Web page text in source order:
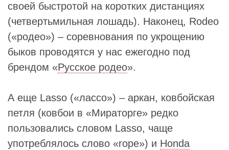
своей быстротой на коротких дистанциях
(четвертьмильная лошадь). Наконец, Rodeo
(«родео») – соревнования по укрощению
быков проводятся у нас ежегодно под
брендом «Русское родео».
А еще Lasso («лассо») – аркан, ковбойская
петля (ковбои в «Мираторге» редко
пользовались словом Lasso, чаще
употреблялось слово «rope») и Honda